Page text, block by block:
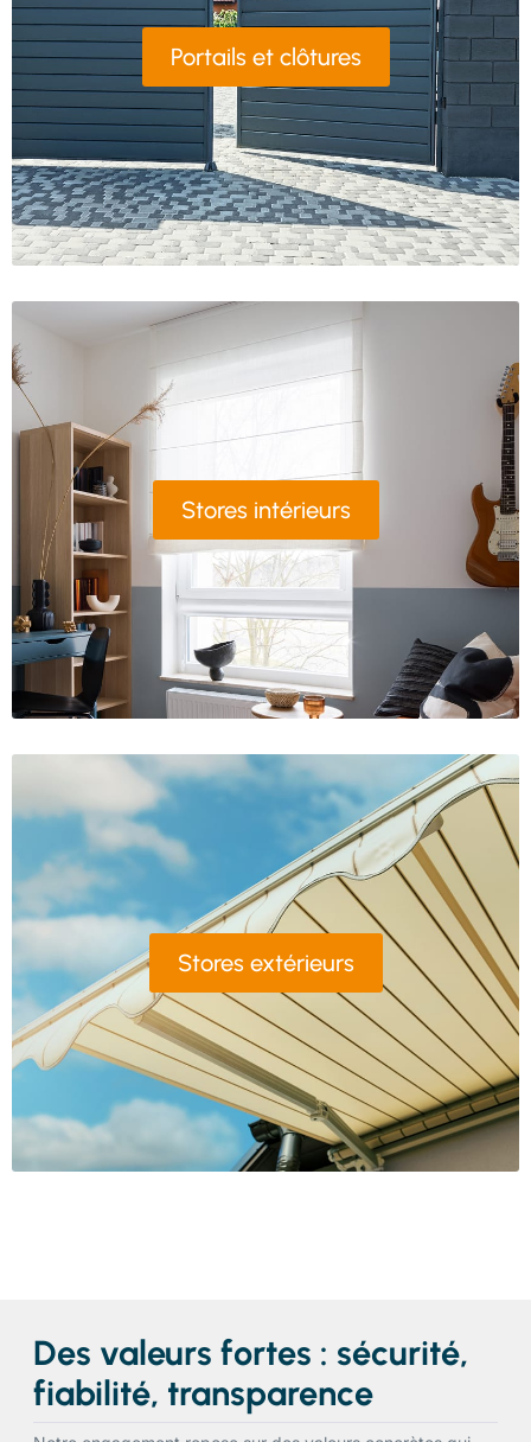
Portails et clôtures
Stores intérieurs
Stores extérieurs
Des valeurs fortes : sécurité,
fiabilité, transparence